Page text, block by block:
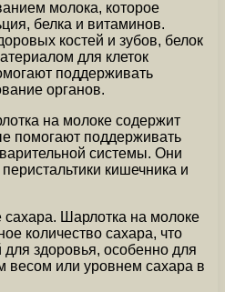
молока, которое
белка и витаминов.
костей и зубов, белок
для клеток
поддерживать
органов.
на молоке содержит
помогают поддерживать
системы. Они
кишечника и
Шарлотка на молоке
количество сахара, что
здоровья, особенно для
весом или уровнем сахара в